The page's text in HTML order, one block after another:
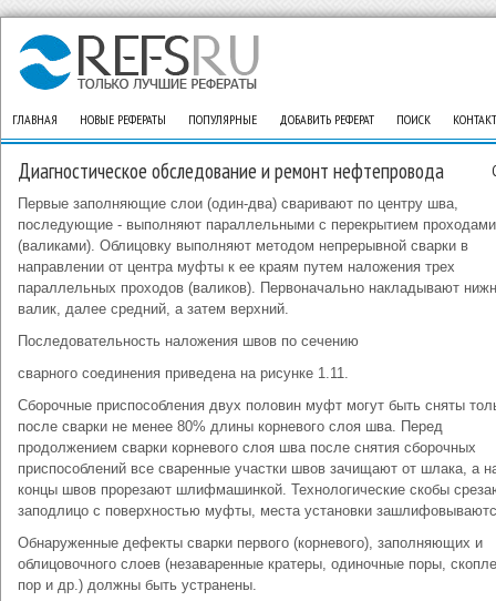
ГЛАВНАЯ НОВЫЕ РЕФЕРАТЫ ПОПУЛЯРНЫЕ ДОБАВИТЬ РЕФЕРАТ ПОИСК
Диагностическое обследование и ремонт нефтепровода
Первые заполняющие слои (один-два) сваривают по центру шва,
последующие - выполняют параллельными с перекрытием проходами
(валиками). Облицовку выполняют методом непрерывной сварки в
направлении от центра муфты к ее краям путем наложения трех
параллельных проходов (валиков). Первоначально накладывают
валик, далее средний, а затем верхний.
Последовательность наложения швов по сечению
сварного соединения приведена на рисунке 1.11.
Сборочные приспособления двух половин муфт могут быть сняты
после сварки не менее 80% длины корневого слоя шва. Перед
продолжением сварки корневого слоя шва после снятия сборочных
приспособлений все сваренные участки швов зачищают от шлака, а
концы швов прорезают шлифмашинкой. Технологические скобы
заподлицо с поверхностью муфты, места установки
Обнаруженные дефекты сварки первого (корневого), заполняющих и
облицовочного слоев (незаваренные кратеры, одиночные поры,
пор и др.) должны быть устранены.